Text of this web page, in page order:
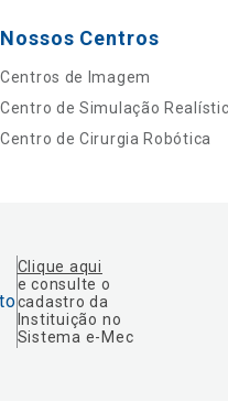
Nossos Centros
Centros de Imagem
Centro de Simulação
Centro de Cirurgia Robótica
Clique aqui
e consulte o
cadastro da
Instituição no
Sistema e-Mec